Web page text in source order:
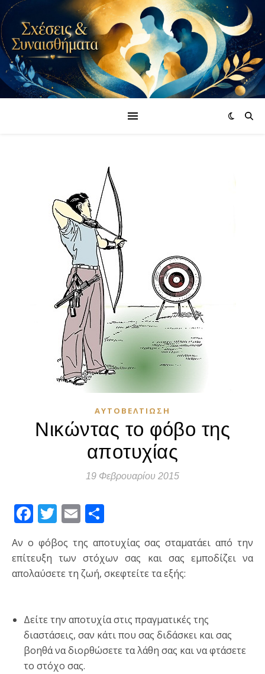
ΑΥΤΟΒΕΛΤΊΩΣΗ
Νικώντας το φόβο της
αποτυχίας
19 Φεβρουαρίου 2015
Facebook
Twitter
Email
Αν ο φόβος της αποτυχίας σας σταματάει από την
επίτευξη των στόχων σας και σας εμποδίζει να
απολαύσετε τη ζωή, σκεφτείτε τα εξής:
Δείτε την αποτυχία στις πραγματικές της
διαστάσεις, σαν κάτι που σας διδάσκει και σας
βοηθά να διορθώσετε τα λάθη σας και να φτάσετε
το στόχο σας.